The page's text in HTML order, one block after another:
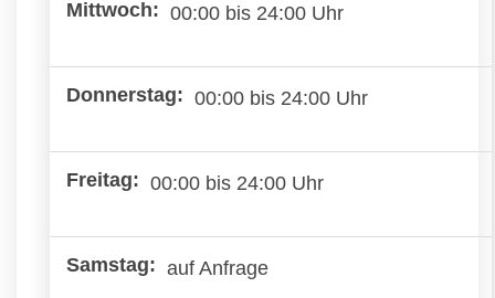
00:00 bis 24:00 Uhr
00:00 bis 24:00 Uhr
00:00 bis 24:00 Uhr
auf Anfrage